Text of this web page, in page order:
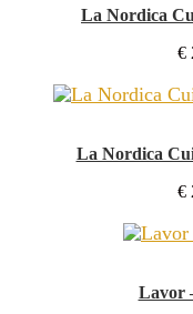
La Nordica
€
La Nordica
€
Lavor